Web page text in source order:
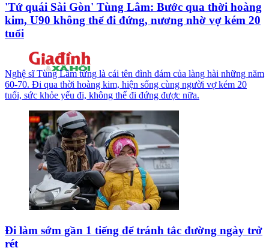
'Tứ quái Sài Gòn' Tùng Lâm: Bước qua thời hoàng
kim, U90 không thể đi đứng, nương nhờ vợ kém 20
tuổi
Nghệ sĩ Tùng Lâm từng là cái tên đình đám của làng hài những năm
60-70. Đi qua thời hoàng kim, hiện sống cùng người vợ kém 20
tuổi, sức khỏe yếu đi, không thể đi đứng được nữa.
Đi làm sớm gần 1 tiếng để tránh tắc đường ngày trở
rét